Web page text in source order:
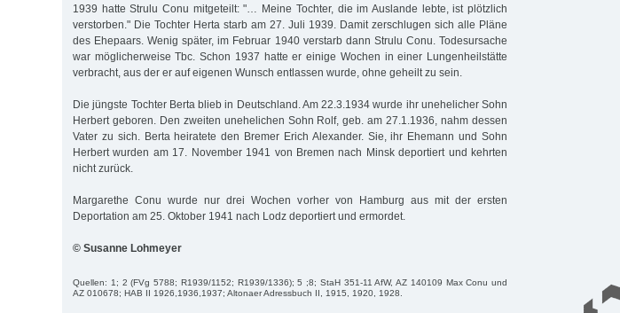
1939 hatte Strulu Conu mitgeteilt: "… Meine Tochter, die im Auslande lebte, ist plötzlich
verstorben." Die Tochter Herta starb am 27. Juli 1939. Damit zerschlugen sich alle Pläne
des Ehepaars. Wenig später, im Februar 1940 verstarb dann Strulu Conu. Todesursache
war möglicherweise Tbc. Schon 1937 hatte er einige Wochen in einer Lungenheilstätte
verbracht, aus der er auf eigenen Wunsch entlassen wurde, ohne geheilt zu sein.
Die jüngste Tochter Berta blieb in Deutschland. Am 22.3.1934 wurde ihr unehelicher Sohn
Herbert geboren. Den zweiten unehelichen Sohn Rolf, geb. am 27.1.1936, nahm dessen
Vater zu sich. Berta heiratete den Bremer Erich Alexander. Sie, ihr Ehemann und Sohn
Herbert wurden am 17. November 1941 von Bremen nach Minsk deportiert und kehrten
nicht zurück.
Margarethe Conu wurde nur drei Wochen vorher von Hamburg aus mit der ersten
Deportation am 25. Oktober 1941 nach Lodz deportiert und ermordet.
© Susanne Lohmeyer
Quellen: 1; 2 (FVg 5788; R1939/1152; R1939/1336); 5 ;8; StaH 351-11 AfW, AZ 140109 Max Conu und
AZ 010678; HAB II 1926,1936,1937; Altonaer Adressbuch II, 1915, 1920, 1928.